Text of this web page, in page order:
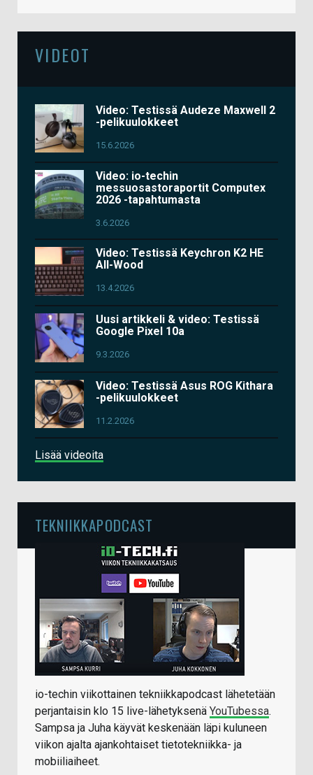
VIDEOT
Video: Testissä Audeze Maxwell 2
-pelikuulokkeet
15.6.2026
Video: io-techin
messuosastoraportit Computex
2026 -tapahtumasta
3.6.2026
Video: Testissä Keychron K2 HE
All-Wood
13.4.2026
Uusi artikkeli & video: Testissä
Google Pixel 10a
9.3.2026
Video: Testissä Asus ROG Kithara
-pelikuulokkeet
11.2.2026
Lisää videoita
TEKNIIKKAPODCAST
io-techin viikottainen tekniikkapodcast lähetetään
perjantaisin klo 15 live-lähetyksenä YouTubessa.
Sampsa ja Juha käyvät keskenään läpi kuluneen
viikon ajalta ajankohtaiset tietotekniikka- ja
mobiiliaiheet.